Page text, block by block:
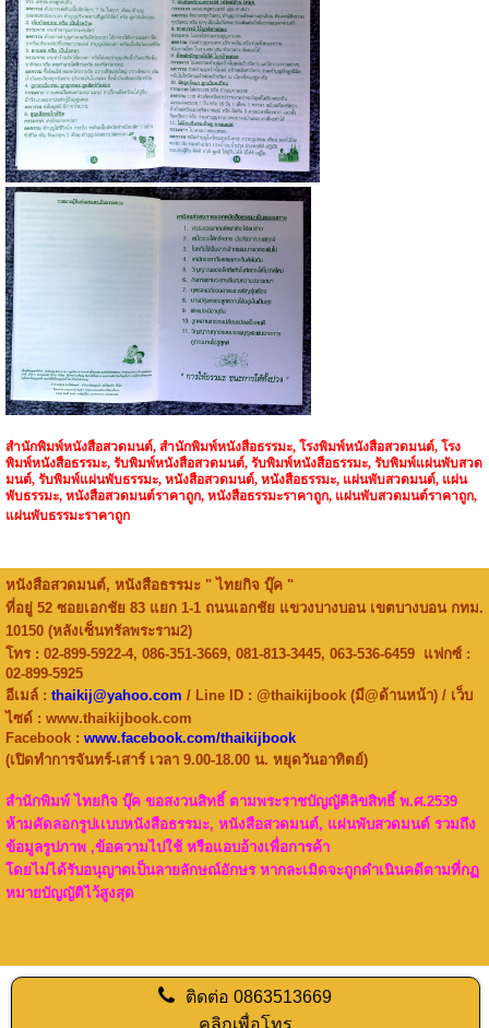
สำนักพิมพ์หนังสือสวดมนต์, สำนักพิมพ์หนังสือธรรมะ, โรงพิมพ์หนังสือสวดมนต์, โรง
พิมพ์หนังสือธรรมะ, รับพิมพ์หนังสือสวดมนต์, รับพิมพ์หนังสือธรรมะ, รับพิมพ์แผ่นพับสวด
มนต์, รับพิมพ์แผ่นพับธรรมะ, หนังสือสวดมนต์, หนังสือธรรมะ, แผ่นพับสวดมนต์, แผ่น
พับธรรมะ, หนังสือสวดมนต์ราคาถูก, หนังสือธรรมะราคาถูก, แผ่นพับสวดมนต์ราคาถูก,
แผ่นพับธรรมะราคาถูก
หนังสือสวดมนต์, หนังสือธรรมะ " ไทยกิจ บุ๊ค "
ที่อยู่ 52 ซอยเอกชัย 83 แยก 1-1 ถนนเอกชัย แขวงบางบอน เขตบางบอน กทม.
10150 (หลังเซ็นทรัลพระราม2)
โทร : 02-899-5922-4, 086-351-3669, 081-813-3445, 063-536-6459 แฟกซ์ :
02-899-5925
อีเมล์ : thaikij@yahoo.com / Line ID : @thaikijbook (มี@ด้านหน้า) / เว็บ
ไซด์ : www.thaikijbook.com
Facebook : www.facebook.com/thaikijbook
(เปิดทำการจันทร์-เสาร์ เวลา 9.00-18.00 น. หยุดวันอาทิตย์)
สำนักพิมพ์ ไทยกิจ บุ๊ค ขอสงวนสิทธิ์ ตามพระราชบัญญัติลิขสิทธิ์ พ.ศ.2539
ห้ามคัดลอกรูปเเบบหนังสือธรรมะ, หนังสือสวดมนต์, แผ่นพับสวดมนต์ รวมถึง
ข้อมูลรูปภาพ ,ข้อความไปใช้ หรือแอบอ้างเพื่อการค้า
โดยไม่ได้รับอนุญาตเป็นลายลักษณ์อักษร หากละเมิดจะถูกดำเนินคดีตามที่กฏ
หมายบัญญัติไว้สูงสุด
ติดต่อ0863513669
คลิกเพื่อโทร